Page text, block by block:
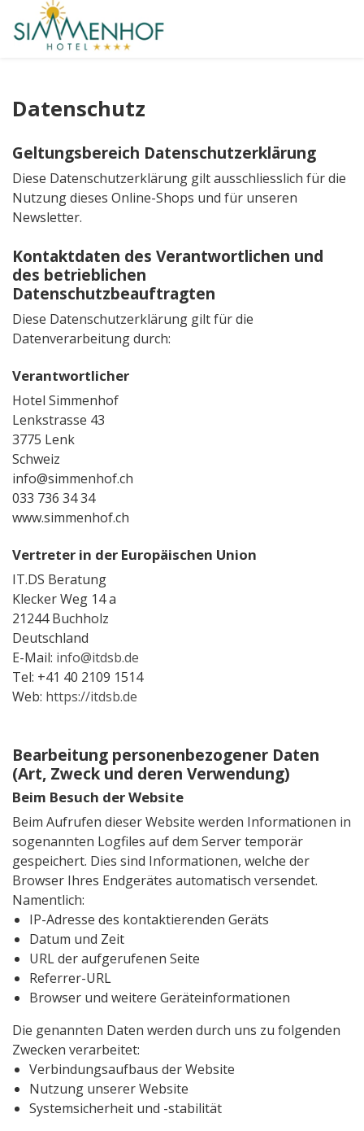
Datenschutz
Geltungsbereich Datenschutzerklärung
Diese Datenschutzerklärung gilt ausschliesslich für die
Nutzung dieses Online-Shops und für unseren
Newsletter.
Kontaktdaten des Verantwortlichen und
des betrieblichen
Datenschutzbeauftragten
Diese Datenschutzerklärung gilt für die
Datenverarbeitung durch:
Verantwortlicher
Hotel Simmenhof
Lenkstrasse 43
3775 Lenk
Schweiz
info@simmenhof.ch
033 736 34 34
www.simmenhof.ch
Vertreter in der Europäischen Union
IT.DS Beratung
Klecker Weg 14 a
21244 Buchholz
Deutschland
E-Mail: info@itdsb.de
Tel: +41 40 2109 1514
Web: https://itdsb.de
Bearbeitung personenbezogener Daten
(Art, Zweck und deren Verwendung)
Beim Besuch der Website
Beim Aufrufen dieser Website werden Informationen in
sogenannten Logfiles auf dem Server temporär
gespeichert. Dies sind Informationen, welche der
Browser Ihres Endgerätes automatisch versendet.
Namentlich:
IP-Adresse des kontaktierenden Geräts
Datum und Zeit
URL der aufgerufenen Seite
Referrer-URL
Browser und weitere Geräteinformationen
Die genannten Daten werden durch uns zu folgenden
Zwecken verarbeitet:
Verbindungsaufbaus der Website
Nutzung unserer Website
Systemsicherheit und -stabilität